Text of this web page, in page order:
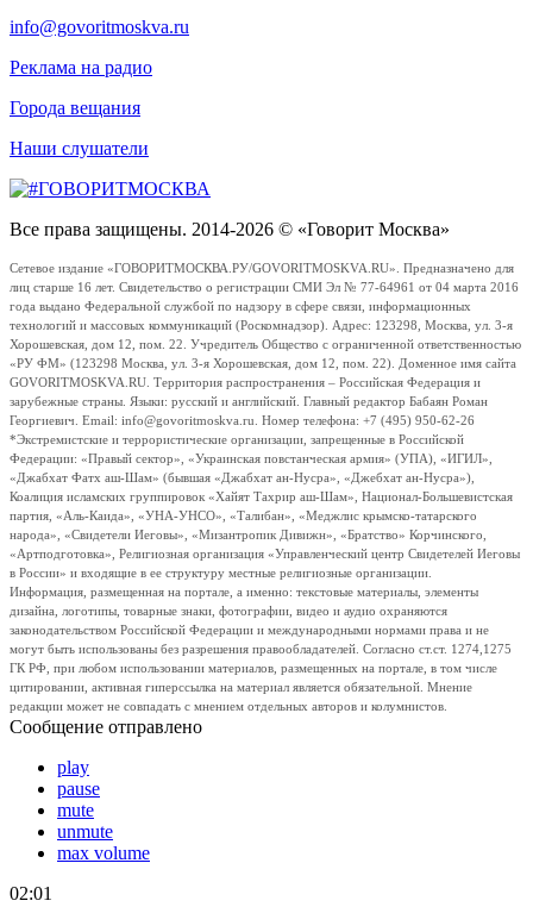
info@govoritmoskva.ru
Реклама на радио
Города вещания
Наши слушатели
Все права защищены. 2014-2026 © «Говорит Москва»
Сетевое издание «ГОВОРИТМОСКВА.РУ/GOVORITMOSKVA.RU». Предназначено для
лиц старше 16 лет. Свидетельство о регистрации СМИ Эл № 77-64961 от 04 марта 2016
года выдано Федеральной службой по надзору в сфере связи, информационных
технологий и массовых коммуникаций (Роскомнадзор). Адрес: 123298, Москва, ул. 3-я
Хорошевская, дом 12, пом. 22. Учредитель Общество с ограниченной ответственностью
«РУ ФМ» (123298 Москва, ул. 3-я Хорошевская, дом 12, пом. 22). Доменное имя сайта
GOVORITMOSKVA.RU. Территория распространения – Российская Федерация и
зарубежные страны. Языки: русский и английский. Главный редактор Бабаян Роман
Георгиевич. Email: info@govoritmoskva.ru. Номер телефона: +7 (495) 950-62-26
*Экстремистские и террористические организации, запрещенные в Российской
Федерации: «Правый сектор», «Украинская повстанческая армия» (УПА), «ИГИЛ»,
«Джабхат Фатх аш-Шам» (бывшая «Джабхат ан-Нусра», «Джебхат ан-Нусра»),
Коалиция исламских группировок «Хайят Тахрир аш-Шам», Национал-Большевистская
партия, «Аль-Каида», «УНА-УНСО», «Талибан», «Меджлис крымско-татарского
народа», «Свидетели Иеговы», «Мизантропик Дивижн», «Братство» Корчинского,
«Артподготовка», Религиозная организация «Управленческий центр Свидетелей Иеговы
в России» и входящие в ее структуру местные религиозные организации.
Информация, размещенная на портале, а именно: текстовые материалы, элементы
дизайна, логотипы, товарные знаки, фотографии, видео и аудио охраняются
законодательством Российской Федерации и международными нормами права и не
могут быть использованы без разрешения правообладателей. Согласно ст.ст. 1274,1275
ГК РФ, при любом использовании материалов, размещенных на портале, в том числе
цитировании, активная гиперссылка на материал является обязательной. Мнение
редакции может не совпадать с мнением отдельных авторов и колумнистов.
Сообщение отправлено
play
pause
mute
unmute
max volume
02:01